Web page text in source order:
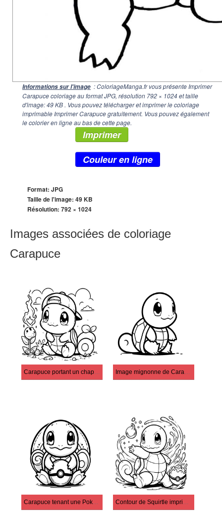
Informations sur l'image : ColoriageManga.fr vous présente Imprimer
Carapuce coloriage au format JPG, résolution 792 × 1024et taille
d'image: 49 KB . Vous pouvez télécharger et imprimer le coloriage
imprimable Imprimer Carapuce gratuitement. Vous pouvez également
le colorier en ligne au bas de cette page.
Imprimer
Couleur en ligne
Format: JPG
Taille de l'image: 49 KB
Résolution: 792 × 1024
Images associées de coloriage
Carapuce
Carapuce portant un chapeau Image mignonne de Carapuce
Carapuce tenant une Poké Ball Contour de Squirtle imprimable